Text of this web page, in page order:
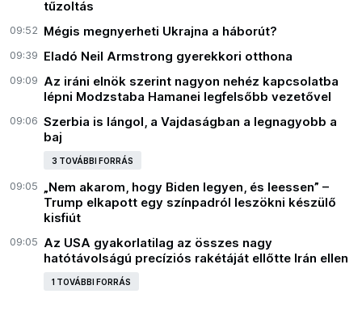
tűzoltás
09:52 Mégis megnyerheti Ukrajna a háborút?
09:39 Eladó Neil Armstrong gyerekkori otthona
09:09 Az iráni elnök szerint nagyon nehéz kapcsolatba
lépni Modzstaba Hamanei legfelsőbb vezetővel
09:06 Szerbia is lángol, a Vajdaságban a legnagyobb a
baj
3 TOVÁBBI FORRÁS
09:05 „Nem akarom, hogy Biden legyen, és leessen” –
Trump elkapott egy színpadról leszökni készülő
kisfiút
09:05 Az USA gyakorlatilag az összes nagy
hatótávolságú precíziós rakétáját ellőtte Irán ellen
1 TOVÁBBI FORRÁS